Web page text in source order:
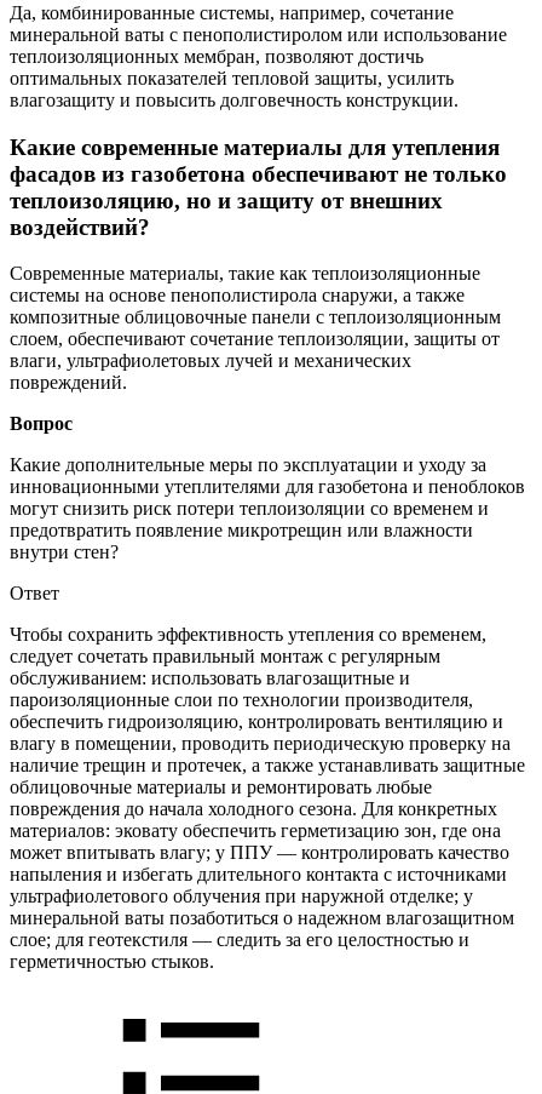
Да, комбинированные системы, например, сочетание
минеральной ваты с пенополистиролом или использование
теплоизоляционных мембран, позволяют достичь
оптимальных показателей тепловой защиты, усилить
влагозащиту и повысить долговечность конструкции.
Какие современные материалы для утепления
фасадов из газобетона обеспечивают не только
теплоизоляцию, но и защиту от внешних
воздействий?
Современные материалы, такие как теплоизоляционные
системы на основе пенополистирола снаружи, а также
композитные облицовочные панели с теплоизоляционным
слоем, обеспечивают сочетание теплоизоляции, защиты от
влаги, ультрафиолетовых лучей и механических
повреждений.
Вопрос
Какие дополнительные меры по эксплуатации и уходу за
инновационными утеплителями для газобетона и пеноблоков
могут снизить риск потери теплоизоляции со временем и
предотвратить появление микротрещин или влажности
внутри стен?
Ответ
Чтобы сохранить эффективность утепления со временем,
следует сочетать правильный монтаж с регулярным
обслуживанием: использовать влагозащитные и
пароизоляционные слои по технологии производителя,
обеспечить гидроизоляцию, контролировать вентиляцию и
влагу в помещении, проводить периодическую проверку на
наличие трещин и протечек, а также устанавливать защитные
облицовочные материалы и ремонтировать любые
повреждения до начала холодного сезона. Для конкретных
материалов: эковату обеспечить герметизацию зон, где она
может впитывать влагу; у ППУ — контролировать качество
напыления и избегать длительного контакта с источниками
ультрафиолетового облучения при наружной отделке; у
минеральной ваты позаботиться о надежном влагозащитном
слое; для геотекстиля — следить за его целостностью и
герметичностью стыков.